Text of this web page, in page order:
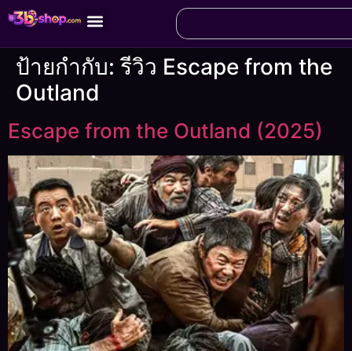
ป้ายกำกับ:รีวิว Escape from the
Outland
Escape from the Outland (2025)